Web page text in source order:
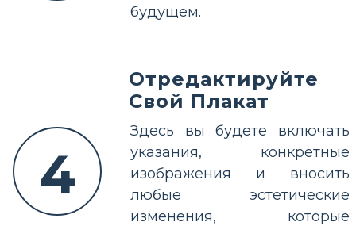
будущем.
4
Отредактируйте
Свой Плакат
Здесь вы будете включать
указания, конкретные
изображения и вносить
любые эстетические
изменения, которые